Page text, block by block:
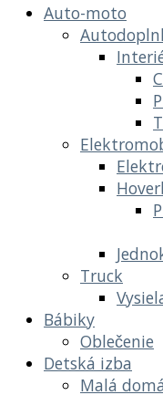
Auto-moto
Truck
Bábiky
Oblečenie
Detská izba
Malá